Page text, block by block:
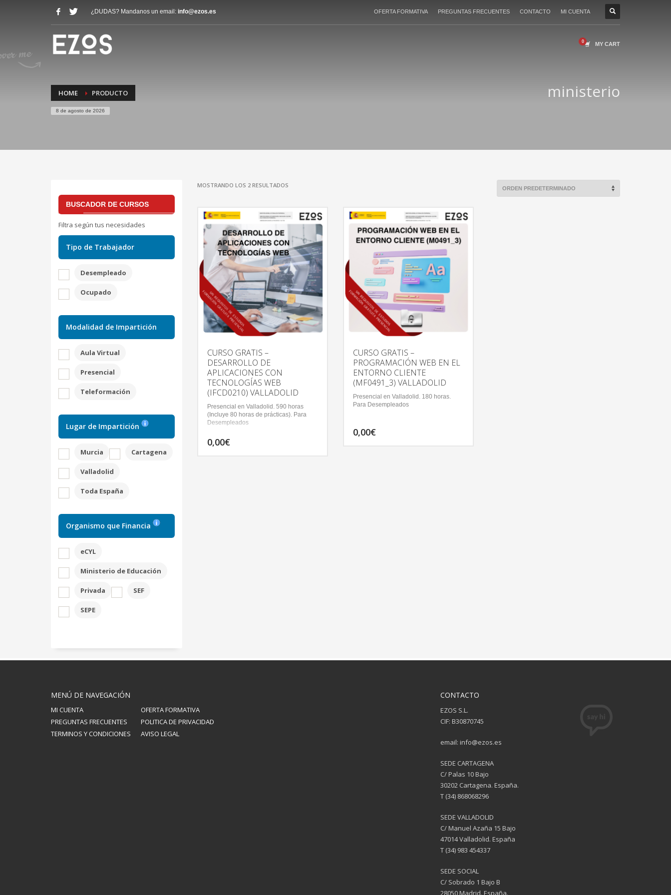
¿DUDAS? Mandanos un email: info@ezos.es OFERTA FORMATIVA PREGUNTAS FRECUENTES CONTACTO MI CUENTA
MY CART
HOME PRODUCTO
8 de agosto de 2026
ministerio
MOSTRANDO LOS 2 RESULTADOS
CURSO GRATIS –
DESARROLLO DE
APLICACIONES CON
TECNOLOGÍAS WEB
(IFCD0210) VALLADOLID
Presencial en Valladolid. 590 horas
(Incluye 80 horas de prácticas). Para
Desempleados
0,00€
CURSO GRATIS –
PROGRAMACIÓN WEB EN EL
ENTORNO CLIENTE
(MF0491_3) VALLADOLID
Presencial en Valladolid. 180 horas.
Para Desempleados
0,00€
BUSCADOR DE CURSOS
Filtra según tus necesidades
Tipo de Trabajador
Desempleado
Ocupado
Modalidad de Impartición
Aula Virtual
Presencial
Teleformación
Lugar de Impartición
Murcia Cartagena
Valladolid
Toda España
Organismo que Financia
eCYL
Ministerio de Educación
Privada SEF
SEPE
MENÚ DE NAVEGACIÓN
MI CUENTA
OFERTA FORMATIVA
PREGUNTAS FRECUENTES
POLITICA DE PRIVACIDAD
TERMINOS Y CONDICIONES
AVISO LEGAL
CONTACTO
EZOS S.L.
CIF: B30870745
email: info@ezos.es
SEDE CARTAGENA
C/ Palas 10 Bajo
30202 Cartagena. España.
T (34) 868068296
SEDE VALLADOLID
C/ Manuel Azaña 15 Bajo
47014 Valladolid. España
T (34) 983 454337
SEDE SOCIAL
C/ Sobrado 1 Bajo B
28050 Madrid. España.